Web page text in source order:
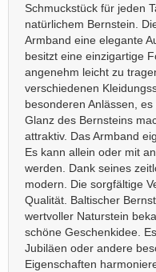
Schmuckstück für jeden
natürlichem Bernstein.
Armband eine elegante
besitzt eine einzigartige
angenehm leicht zu
verschiedenen
besonderen Anlässen,
Glanz des Bernsteins
attraktiv. Das Armband
Es kann allein oder mit
werden. Dank seines
modern. Die sorgfältige
Qualität. Baltischer
wertvoller Naturstein
schöne Geschenkidee.
Jubiläen oder andere
Eigenschaften